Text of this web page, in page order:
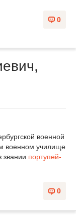
0
военной
военном училище
звании портупей-
0